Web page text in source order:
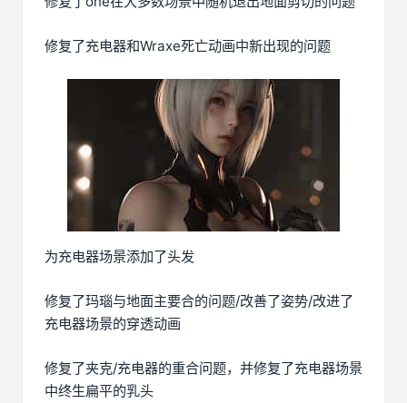
修复了充电器和Wraxe死亡动画中新出现的问题
为充电器场景添加了头发
修复了玛瑙与地面主要合的问题/改善了姿势/改进了
充电器场景的穿透动画
修复了夹克/充电器的重合问题，并修复了充电器场景
中终生扁平的乳头